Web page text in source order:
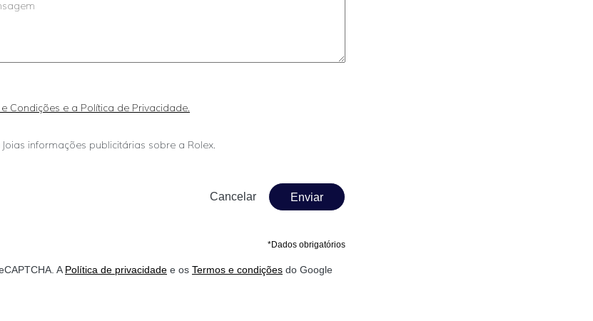
Condições e a Política de Privacidade.
informações publicitárias sobre a Rolex.
Enviar
*Dados obrigatórios
A Política de privacidade e os Termos e condições do Google